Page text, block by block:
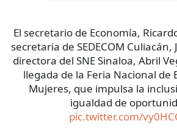
El secretario de Economía,
secretaria de SEDECOM Culiacán,
directora del SNE Sinaloa, Abril
llegada de la Feria Nacional de
Mujeres, que impulsa la
igualdad de
pic.twitter.com/